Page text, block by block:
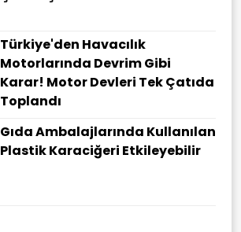
Türkiye'den Havacılık
Motorlarında Devrim Gibi
Karar! Motor Devleri Tek Çatıda
Toplandı
Gıda Ambalajlarında Kullanılan
Plastik Karaciğeri Etkileyebilir